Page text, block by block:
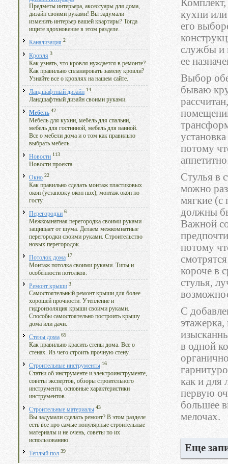
Предметы интерьера, аксессуары для дома,
дизайн своими руками! Вы задумали
изменить интерьер вашей квартиры? Тогда
ищите вдохновение в этом разделе.
Канализация 2
Кровля 3
Как узнать, что кровля нуждается в ремонте?
Как правильно спланировать замену кровли?
Узнайте все о кровлях на нашем сайте.
Ландшафтный дизайн 14
Ландшафтный дизайн своими руками.
Мебель 42
Мебель для кухни, мебель для спальни,
мебель для гостинной, мебель для ванной.
Все о мебели дома и о том как правильно
выбрать мебель.
Новости 113
Новости проекта
Окно 22
Как правильно сделать монтаж пластиковых
окон (установку окон пвх), монтаж окон по
госту.
Перегородки 6
Межкомнатная перегородка своими руками
защищает от шума. Делаем межкомнатные
перегородки своими руками. Строительство
новых перегородок.
Потолок дома 17
Монтаж потолка своими руками. Типы и
особенности потолков.
Ремонт крыши 3
Самостоятельный ремонт крыши для более
хорошей прочности. Утепление и
гидроизоляция крыши своими руками.
Способы самостоятельно построить крышу
дома или дачи.
Стены дома 65
Как правильно красить стены дома. Все о
стенах. Из чего строить прочную стену.
Строительные инструменты 16
Статьи об инструменте и электроинструменте,
советы экспертов, обзоры строительного
инструмента, основные характеристики
инструментов.
Строительные материалы 43
Вы задумали сделать ремонт? В этом разделе
есть все про самые популярные строительные
материалы и не очень, советы по их
использованию.
Теплый пол 39
кухни
его
службы и
ее
Выбор
бываю
потому
Стулья в
можно
мягкие (с
должны
Важной
потому
короче в
стулья,
С
в одной
как и для
первую
большее
мелочах.
Еще